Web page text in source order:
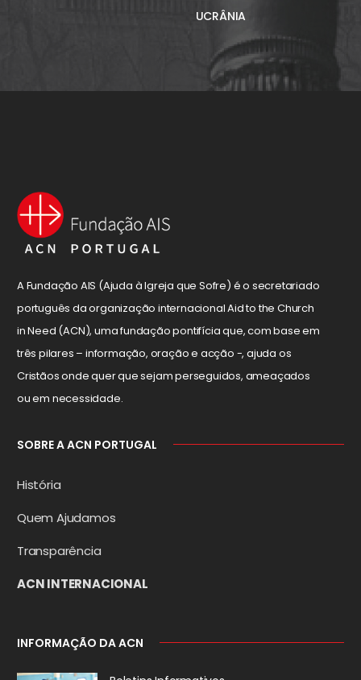
UCRÂNIA
A Fundação AIS (Ajuda à Igreja que Sofre) é o secretariado
português da organização internacional Aid to the Church
in Need (ACN), uma fundação pontifícia que, com base em
três pilares – informação, oração e acção -, ajuda os
Cristãos onde quer que sejam perseguidos, ameaçados
ou em necessidade.
SOBRE A ACN PORTUGAL
História
Quem Ajudamos
Transparência
ACN INTERNACIONAL
INFORMAÇÃO DA ACN